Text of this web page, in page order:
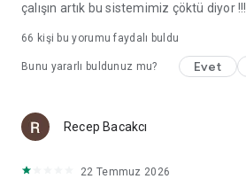
çalışın artık bu sistemimiz çöktü diyor !!!
66 kişi bu yorumu faydalı buldu
Bunu yararlı buldunuz mu? Evet
Recep Bacakcı
22 Temmuz 2026